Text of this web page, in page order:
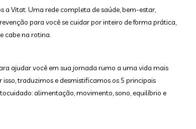
a Vitat. Uma rede completa de saúde, bem-estar,
para você se cuidar por inteiro de forma prática,
cabe na rotina.
ajudar você em sua jornada rumo a uma vida mais
isso, traduzimos e desmistificamos os 5 principais
alimentação, movimento, sono, equilíbrio e